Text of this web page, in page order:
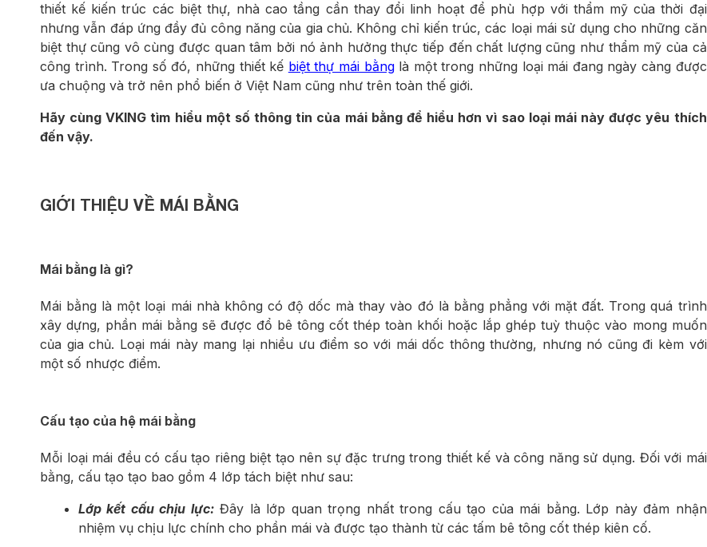
thiết kế kiến trúc các biệt thự, nhà cao tầng cần thay đổi linh hoạt để phù hợp với thẩm mỹ của thời đại
nhưng vẫn đáp ứng đầy đủ công năng của gia chủ. Không chỉ kiến trúc, các loại mái sử dụng cho những căn
biệt thự cũng vô cùng được quan tâm bởi nó ảnh hưởng thực tiếp đến chất lượng cũng như thẩm mỹ của cả
công trình. Trong số đó, những thiết kế biệt thự mái bằnglà một trong những loại mái đang ngày càng được
ưa chuộng và trở nên phổ biến ở Việt Nam cũng như trên toàn thế giới.
Hãy cùng VKING tìm hiểu một số thông tin của mái bằng để hiểu hơn vì sao loại mái này được yêu thích
đến vậy.
GIỚI THIỆU VỀ MÁI BẰNG
Mái bằng là gì?
Mái bằng là một loại mái nhà không có độ dốc mà thay vào đó là bằng phẳng với mặt đất. Trong quá trình
xây dựng, phần mái bằng sẽ được đổ bê tông cốt thép toàn khối hoặc lắp ghép tuỳ thuộc vào mong muốn
của gia chủ. Loại mái này mang lại nhiều ưu điểm so với mái dốc thông thường, nhưng nó cũng đi kèm với
một số nhược điểm.
Cấu tạo của hệ mái bằng
Mỗi loại mái đều có cấu tạo riêng biệt tạo nên sự đặc trưng trong thiết kế và công năng sử dụng. Đối với mái
bằng, cấu tạo tạo bao gồm 4 lớp tách biệt như sau:
Lớp kết cấu chịu lực:Đây là lớp quan trọng nhất trong cấu tạo của mái bằng. Lớp này đảm nhận
nhiệm vụ chịu lực chính cho phần mái và được tạo thành từ các tấm bê tông cốt thép kiên cố.